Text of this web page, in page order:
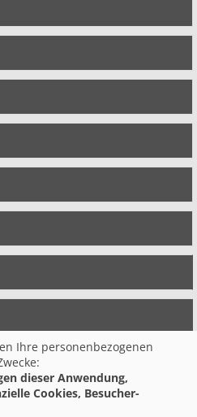
Dienst­
in
Ihre personenbezogenen
dieser Anwendung,
Cookies, Besucher-